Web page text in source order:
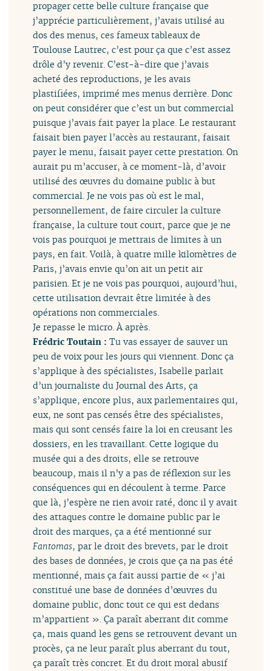
propager cette belle culture française que
j’apprécie particulièrement, j’avais utilisé au
dos des menus, ces fameux tableaux de
Toulouse Lautrec, c’est pour ça que c’est assez
drôle d’y revenir. C’est-à-dire que j’avais
acheté des reproductions, je les avais
plastifiées, imprimé mes menus derrière. Donc
on peut considérer que c’est un but commercial
puisque j’avais fait payer la place. Le restaurant
faisait bien payer l’accès au restaurant, faisait
payer le menu, faisait payer cette prestation. On
aurait pu m’accuser, à ce moment-là, d’avoir
utilisé des œuvres du domaine public à but
commercial. Je ne vois pas où est le mal,
personnellement, de faire circuler la culture
française, la culture tout court, parce que je ne
vois pas pourquoi je mettrais de limites à un
pays, en fait. Voilà, à quatre mille kilomètres de
Paris, j’avais envie qu’on ait un petit air
parisien. Et je ne vois pas pourquoi, aujourd’hui,
cette utilisation devrait être limitée à des
opérations non commerciales.
Je repasse le micro. À après.
Frédric Toutain : Tu vas essayer de sauver un
peu de voix pour les jours qui viennent. Donc ça
s’applique à des spécialistes, Isabelle parlait
d’un journaliste du Journal des Arts, ça
s’applique, encore plus, aux parlementaires qui,
eux, ne sont pas censés être des spécialistes,
mais qui sont censés faire la loi en creusant les
dossiers, en les travaillant. Cette logique du
musée qui a des droits, elle se retrouve
beaucoup, mais il n’y a pas de réflexion sur les
conséquences qui en découlent à terme. Parce
que là, j’espère ne rien avoir raté, donc il y avait
des attaques contre le domaine public par le
droit des marques, ça a été mentionné sur
Fantomas, par le droit des brevets, par le droit
des bases de données, je crois que ça na pas été
mentionné, mais ça fait aussi partie de « j’ai
constitué une base de données d’œuvres du
domaine public, donc tout ce qui est dedans
m’appartient ». Ça paraît aberrant dit comme
ça, mais quand les gens se retrouvent devant un
procès, ça ne leur paraît plus aberrant du tout,
ça paraît très concret. Et du droit moral abusif